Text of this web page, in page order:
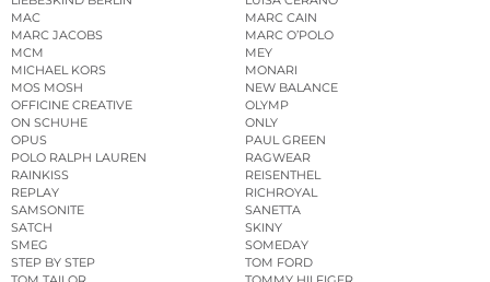
MAC
MARC CAIN
MARC JACOBS
MARC O’POLO
MCM
MEY
MICHAEL KORS
MONARI
MOS MOSH
NEW BALANCE
OFFICINE CREATIVE
OLYMP
ON SCHUHE
ONLY
OPUS
PAUL GREEN
POLO RALPH LAUREN
RAGWEAR
RAINKISS
REISENTHEL
REPLAY
RICHROYAL
SAMSONITE
SANETTA
SATCH
SKINY
SMEG
SOMEDAY
STEP BY STEP
TOM FORD